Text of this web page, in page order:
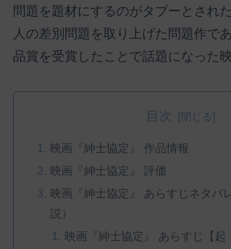
問題を題材にするのがタブーとされ
人の差別問題を取り上げた問題作で
品賞を受賞したことで話題になった映
目次
映画『紳士協定』 作品情報
映画『紳士協定』 評価
映画『紳士協定』 あらすじネタバ
説）
映画『紳士協定』 あらすじ【起